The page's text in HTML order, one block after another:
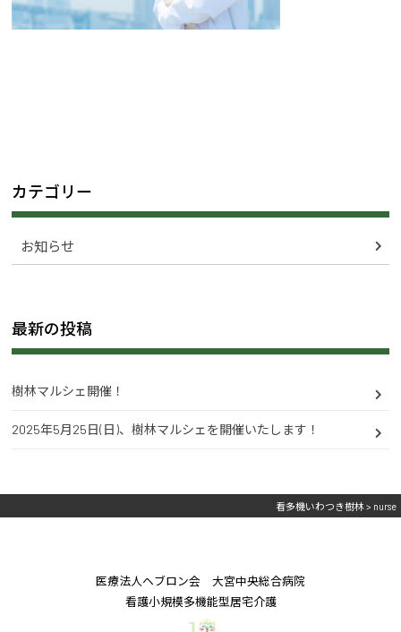
カテゴリー
お知らせ
最新の投稿
樹林マルシェ開催！
2025年5月25日(日)、樹林マルシェを開催いたします！
看多機いわつき樹林 > nurse
医療法人ヘブロン会 大宮中央総合病院
看護小規模多機能型居宅介護